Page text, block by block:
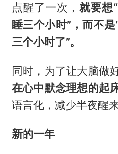
点醒了一次， 就要想
睡三个小时”，而不
三个小时了”。
同时，为了让大脑做
在心中默念理想的起
语言化，减少半夜醒来
新的一年